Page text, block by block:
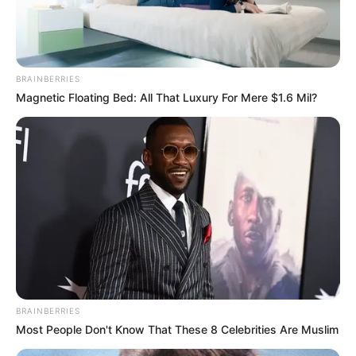
BRAINBERRIES
Magnetic Floating Bed: All That Luxury For Mere $1.6 Mil?
BRAINBERRIES
Most People Don't Know That These 8 Celebrities Are Muslim